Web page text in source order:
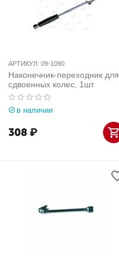
АРТИКУЛ: 09-1090
Наконечник-переходник для
сдвоенных колес, 1шт
в наличии
308₽